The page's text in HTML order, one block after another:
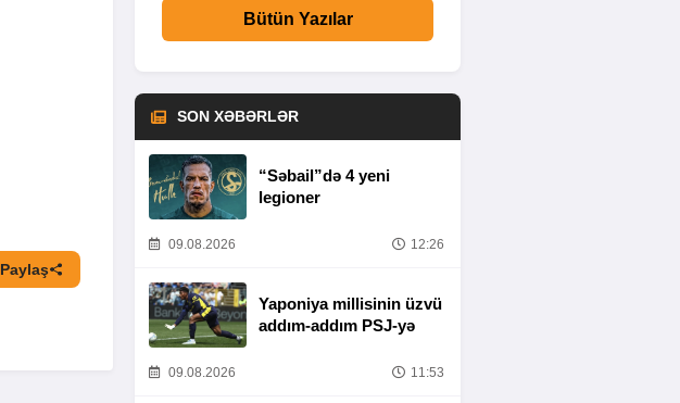
Paylaş
Bütün Yazılar
SON XƏBƏRLƏR
“Səbail”də 4 yeni
legioner
09.08.2026 12:26
Yaponiya millisinin üzvü
addım-addım PSJ-yə
09.08.2026 11:53